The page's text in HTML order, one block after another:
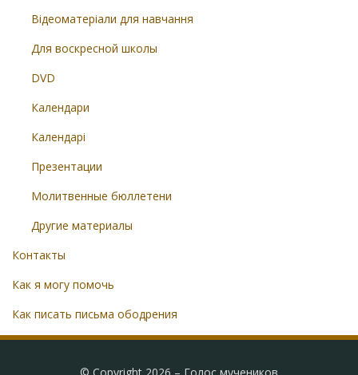
Відеоматеріали для навчання
Для воскресной школы
DVD
Календари
Календарі
Презентации
Молитвенные бюллетени
Другие материалы
Контакты
Как я могу помочь
Как писать письма ободрения